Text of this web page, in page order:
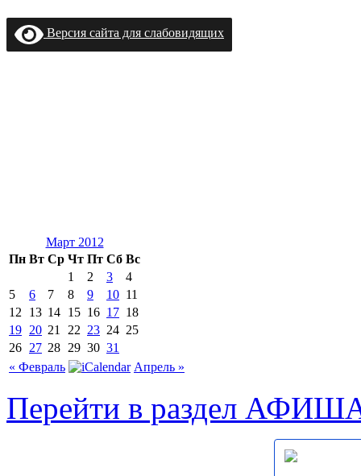
Версия сайта для слабовидящих
Март 2012
Пн Вт Ср Чт Пт Сб Вс
1
2 3
4
5
6 7 8 9 10 11
12
13 14 15 16 17 18
19 20 21 22 23 24 25
26 27 28 29 30 31
« Февраль
Апрель »
Перейти в раздел